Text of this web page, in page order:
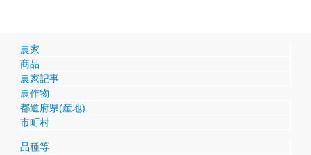
農家
商品
農家記事
農作物
都道府県(産地)
市町村
品種等